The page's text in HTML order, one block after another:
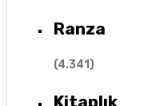
Ranza
(4.341)
Kitaplık